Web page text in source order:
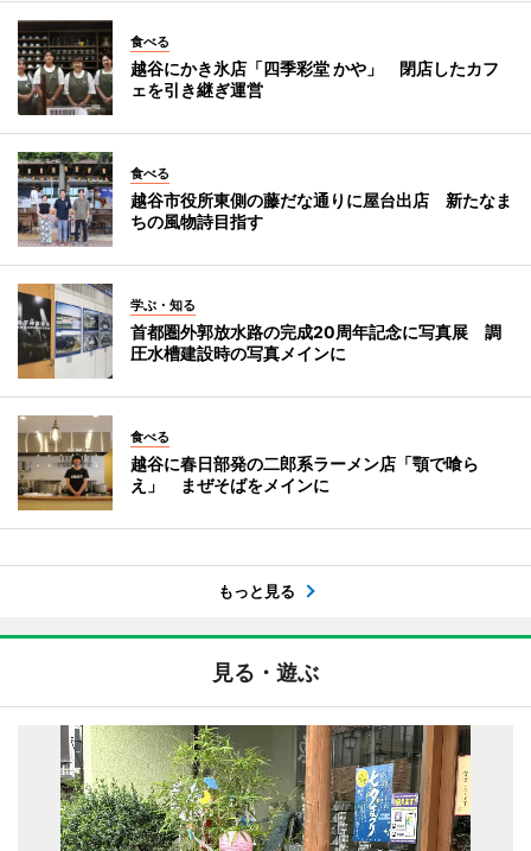
食べる
越谷にかき氷店「四季彩堂 かや」 閉店したカフ
ェを引き継ぎ運営
食べる
越谷市役所東側の藤だな通りに屋台出店 新たなま
ちの風物詩目指す
学ぶ・知る
首都圏外郭放水路の完成20周年記念に写真展 調
圧水槽建設時の写真メインに
食べる
越谷に春日部発の二郎系ラーメン店「顎で喰ら
え」 まぜそばをメインに
もっと見る
見る・遊ぶ